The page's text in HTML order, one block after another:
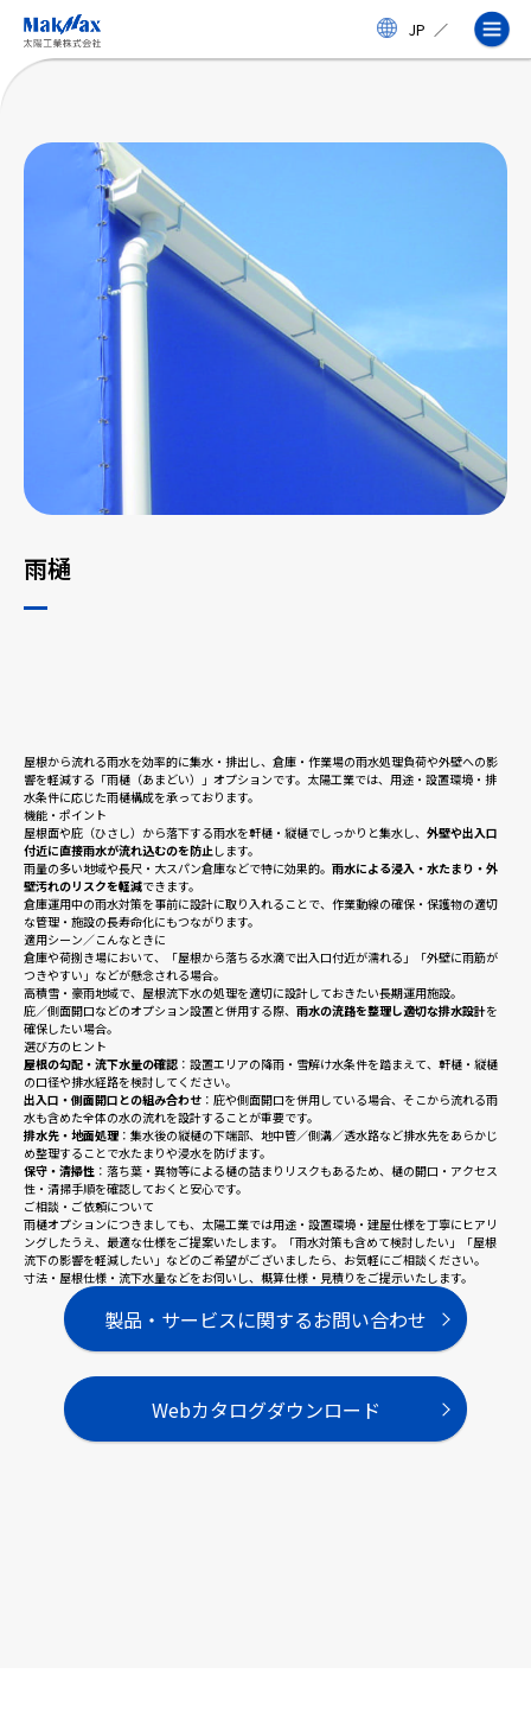
コ
ン
JP ／
企業情報
事業紹介
製品・サービス
太陽工業コラム
お問い合わせ
Webカタログ
雨樋
屋根から流れる雨水を効率的に集水・排出し、倉庫・作業場の雨水処理負荷や外壁への影
響を軽減する「雨樋（あまどい）」オプションです。太陽工業では、用途・設置環境・排
水条件に応じた雨樋構成を承っております。
機能・ポイント
屋根面や庇（ひさし）から落下する雨水を軒樋・縦樋でしっかりと集水し、 外壁や出入口
付近に直接雨水が流れ込むのを防止します。
雨量の多い地域や長尺・大スパン倉庫などで特に効果的。 雨水による浸入・水たまり・外
壁汚れのリスクを軽減できます。
倉庫運用中の雨水対策を事前に設計に取り入れることで、作業動線の確保・保護物の適切
な管理・施設の長寿命化にもつながります。
適用シーン／こんなときに
倉庫や荷捌き場において、「屋根から落ちる水滴で出入口付近が濡れる」「外壁に雨筋が
つきやすい」などが懸念される場合。
高積雪・豪雨地域で、屋根流下水の処理を適切に設計しておきたい長期運用施設。
庇／側面開口などのオプション設置と併用する際、 雨水の流路を整理し適切な排水設計を
確保したい場合。
選び方のヒント
屋根の勾配・流下水量の確認 ：設置エリアの降雨・雪解け水条件を踏まえて、軒樋・縦樋
の口径や排水経路を検討してください。
出入口・側面開口との組み合わせ ：庇や側面開口を併用している場合、そこから流れる雨
水も含めた全体の水の流れを設計することが重要です。
排水先・地面処理 ：集水後の縦樋の下端部、地中管／側溝／透水路など排水先をあらかじ
め整理することで水たまりや浸水を防げます。
保守・清掃性 ：落ち葉・異物等による樋の詰まりリスクもあるため、樋の開口・アクセス
性・清掃手順を確認しておくと安心です。
ご相談・ご依頼について
雨樋オプションにつきましても、太陽工業では用途・設置環境・建屋仕様を丁寧にヒアリ
ングしたうえ、最適な仕様をご提案いたします。「雨水対策も含めて検討したい」「屋根
流下の影響を軽減したい」などのご希望がございましたら、お気軽にご相談ください。
寸法・屋根仕様・流下水量などをお伺いし、概算仕様・見積りをご提示いたします。
製品・サービスに関するお問い合わせ
Webカタログダウンロード